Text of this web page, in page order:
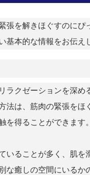
張を解きほぐすのに
本的な情報をお伝え
ラクゼーションを深
法は、筋肉の緊張を
を得ることができます。
いることが多く、肌
な癒しの空間にいる